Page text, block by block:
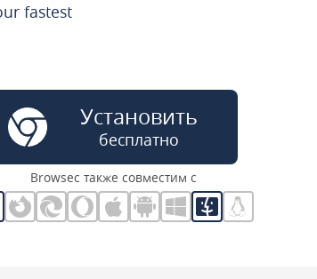
fastest
Установить
бесплатно
Browsec также совместим с